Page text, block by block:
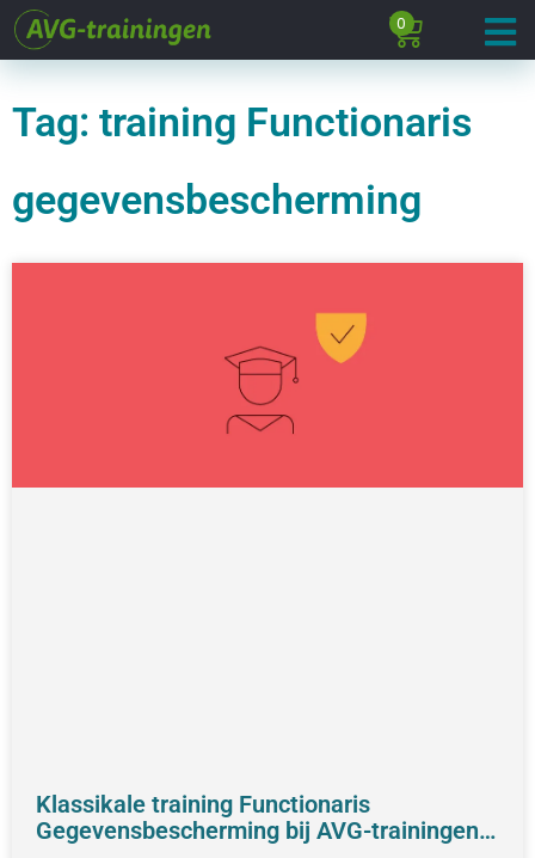
0
Tag: training Functionaris
gegevensbescherming
Klassikale training Functionaris
Gegevensbescherming bij AVG-trainingen: